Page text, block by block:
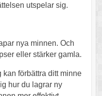
utspelar sig.
nya minnen. Och
eller stärker gamla.
kan förbättra ditt minne
hur du lagrar ny